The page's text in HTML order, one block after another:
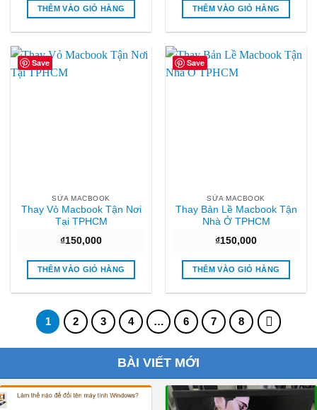
THÊM VÀO GIỎ HÀNG THÊM VÀO GIỎ HÀNG
Save
SỬA MACBOOK
Thay Vỏ Macbook Tận Nơi
Tại TPHCM
₫150,000
THÊM VÀO GIỎ HÀNG
Save
SỬA MACBOOK
Thay Bản Lề Macbook Tận
Nhà Ở TPHCM
₫150,000
THÊM VÀO GIỎ HÀNG
1 2 3 4 … 6 7 8
BÀI VIẾT MỚI